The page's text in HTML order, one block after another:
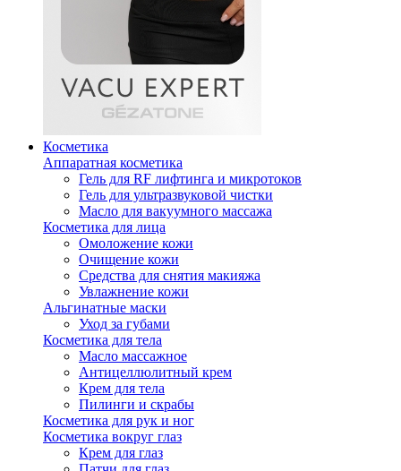
Косметика
Аппаратная косметика
Гель для RF лифтинга и микротоков
Гель для ультразвуковой чистки
Масло для вакуумного массажа
Косметика для лица
Омоложение кожи
Очищение кожи
Средства для снятия макияжа
Увлажнение кожи
Альгинатные маски
Уход за губами
Косметика для тела
Масло массажное
Антицеллюлитный крем
Крем для тела
Пилинги и скрабы
Косметика для рук и ног
Косметика вокруг глаз
Крем для глаз